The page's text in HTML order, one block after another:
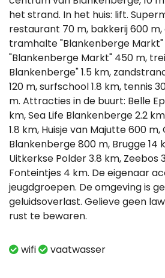
het strand. In het huis: lift.
restaurant 70 m, bakkerij 600 m,
tramhalte "Blankenberge
"Blankenberge Markt" 450 m,
Blankenberge" 1.5 km,
120 m, surfschool 1.8 km, tennis
m. Attracties in de buurt: Belle
km, Sea Life Blankenberge 2.2
1.8 km, Huisje van Majutte 600 m,
Blankenberge 800 m, Brugge 14
Uitkerkse Polder 3.8 km, Zeebos
Fonteintjes 4 km. De eigenaar
jeugdgroepen. De omgeving is
geluidsoverlast. Gelieve geen
rust te bewaren.
wifi vaatwasser